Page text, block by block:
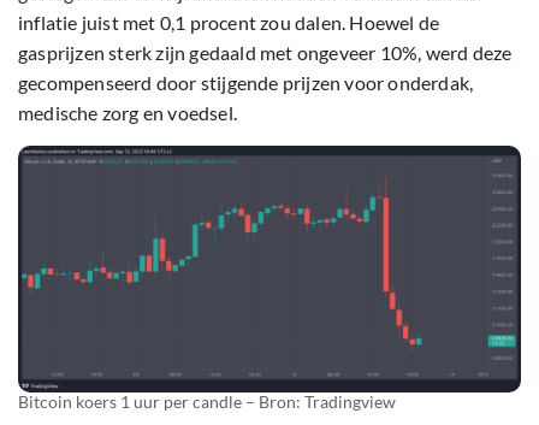
inflatie juist met 0,1 procent zou dalen. Hoewel de
gasprijzen sterk zijn gedaald met ongeveer 10%, werd deze
gecompenseerd door stijgende prijzen voor onderdak,
medische zorg en voedsel.
Bitcoin koers 1 uur per candle – Bron: Tradingview